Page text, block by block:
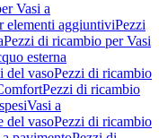
Vasi a
elementi aggiuntiviPezzi
Pezzi di ricambio per Vasi
esterna
del vasoPezzi di ricambio
Pezzi di ricambio
Vasi a
del vasoPezzi di ricambio